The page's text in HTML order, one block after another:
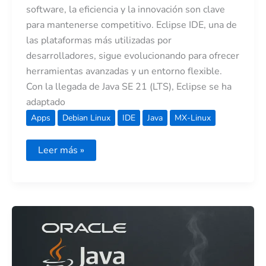
software, la eficiencia y la innovación son clave
para mantenerse competitivo. Eclipse IDE, una de
las plataformas más utilizadas por
desarrolladores, sigue evolucionando para ofrecer
herramientas avanzadas y un entorno flexible.
Con la llegada de Java SE 21 (LTS), Eclipse se ha
adaptado
Apps Debian Linux IDE Java MX-Linux
Leer más »
Capítulo
Introducción
programación